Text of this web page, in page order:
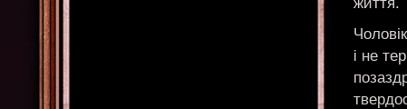
і не